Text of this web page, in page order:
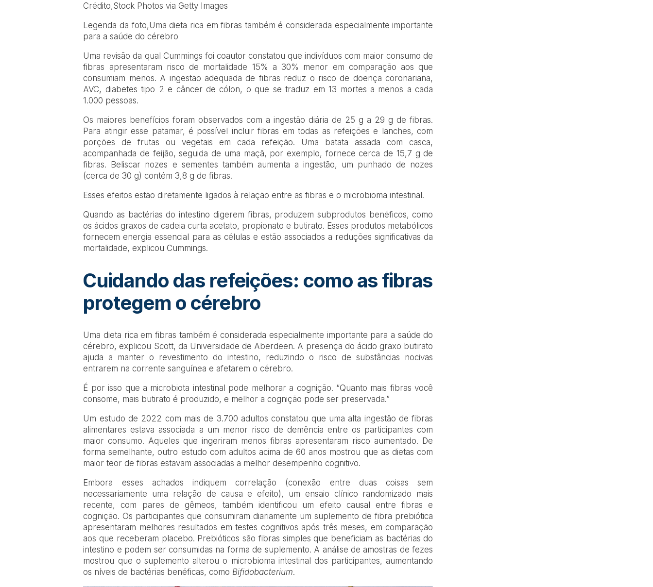
Crédito,Stock Photos via Getty Images
Legenda da foto,Uma dieta rica em fibras também é considerada especialmente importante
para a saúde do cérebro
Uma revisão da qual Cummings foi coautor constatou que indivíduos com maior consumo de
fibras apresentaram risco de mortalidade 15% a 30% menor em comparação aos que
consumiam menos. A ingestão adequada de fibras reduz o risco de doença coronariana,
AVC, diabetes tipo 2 e câncer de cólon, o que se traduz em 13 mortes a menos a cada
1.000 pessoas.
Os maiores benefícios foram observados com a ingestão diária de 25 g a 29 g de fibras.
Para atingir esse patamar, é possível incluir fibras em todas as refeições e lanches, com
porções de frutas ou vegetais em cada refeição. Uma batata assada com casca,
acompanhada de feijão, seguida de uma maçã, por exemplo, fornece cerca de 15,7 g de
fibras. Beliscar nozes e sementes também aumenta a ingestão, um punhado de nozes
(cerca de 30 g) contém 3,8 g de fibras.
Esses efeitos estão diretamente ligados à relação entre as fibras e o microbioma intestinal.
Quando as bactérias do intestino digerem fibras, produzem subprodutos benéficos, como
os ácidos graxos de cadeia curta acetato, propionato e butirato. Esses produtos metabólicos
fornecem energia essencial para as células e estão associados a reduções significativas da
mortalidade, explicou Cummings.
Cuidando das refeições: como as fibras
protegem o cérebro
Uma dieta rica em fibras também é considerada especialmente importante para a saúde do
cérebro, explicou Scott, da Universidade de Aberdeen. A presença do ácido graxo butirato
ajuda a manter o revestimento do intestino, reduzindo o risco de substâncias nocivas
entrarem na corrente sanguínea e afetarem o cérebro.
É por isso que a microbiota intestinal pode melhorar a cognição. “Quanto mais fibras você
consome, mais butirato é produzido, e melhor a cognição pode ser preservada.”
Um estudo de 2022 com mais de 3.700 adultos constatou que uma alta ingestão de fibras
alimentares estava associada a um menor risco de demência entre os participantes com
maior consumo. Aqueles que ingeriram menos fibras apresentaram risco aumentado. De
forma semelhante, outro estudo com adultos acima de 60 anos mostrou que as dietas com
maior teor de fibras estavam associadas a melhor desempenho cognitivo.
Embora esses achados indiquem correlação (conexão entre duas coisas sem
necessariamente uma relação de causa e efeito), um ensaio clínico randomizado mais
recente, com pares de gêmeos, também identificou um efeito causal entre fibras e
cognição. Os participantes que consumiram diariamente um suplemento de fibra prebiótica
apresentaram melhores resultados em testes cognitivos após três meses, em comparação
aos que receberam placebo. Prebióticos são fibras simples que beneficiam as bactérias do
intestino e podem ser consumidas na forma de suplemento. A análise de amostras de fezes
mostrou que o suplemento alterou o microbioma intestinal dos participantes, aumentando
os níveis de bactérias benéficas, como Bifidobacterium.